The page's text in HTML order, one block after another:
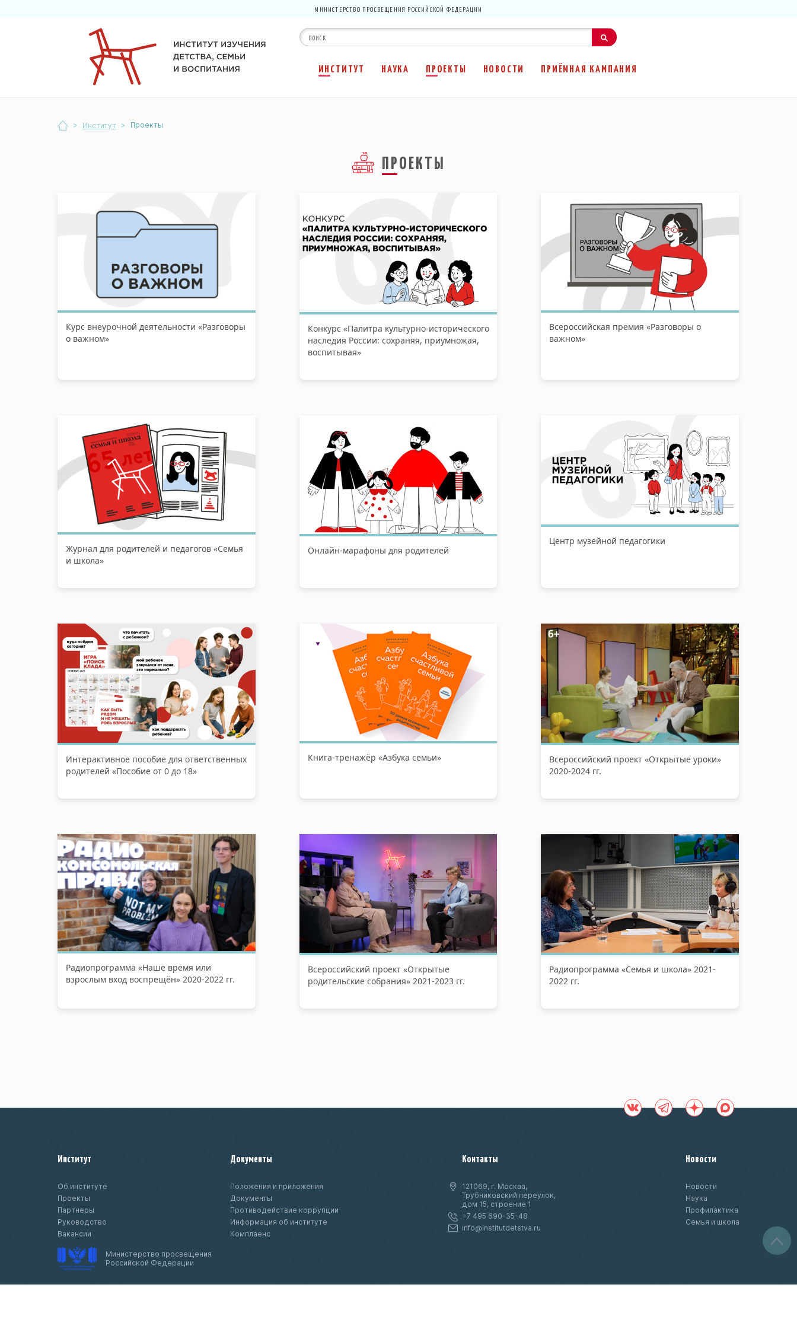
МИНИСТЕРСТВО ПРОСВЕЩЕНИЯ РОССИЙСКОЙ ФЕДЕРАЦИИ
ИНСТИТУТ НАУКА ПРОЕКТЫ НОВОСТИ ПРИЁМНАЯ КАМПАНИЯ
> Институт > Проекты
ПРОЕКТЫ
Курс внеурочной деятельности «Разговоры
о важном»
Конкурс «Палитра культурно-исторического
наследия России: сохраняя, приумножая,
воспитывая»
Всероссийская премия «Разговоры о
важном»
Журнал для родителей и педагогов «Семья
и школа»
Онлайн-марафоны для родителей
Центр музейной педагогики
Интерактивное пособие для ответственных
родителей «Пособие от 0 до 18»
Книга-тренажёр «Азбука семьи»
Всероссийский проект «Открытые уроки»
2020-2024 гг.
Радиопрограмма «Наше время или
взрослым вход воспрещён» 2020-2022 гг.
Всероссийский проект «Открытые
родительские собрания» 2021-2023 гг.
Радиопрограмма «Семья и школа» 2021-
2022 гг.
Институт
Об институте
Проекты
Партнеры
Руководство
Вакансии
Документы
Положения и приложения
Документы
Противодействие коррупции
Информация об институте
Комплаенс
Контакты
121069, г. Москва,
Трубниковский переулок,
дом 15, строение 1
+7 495 690-35-48
info@institutdetstva.ru
Новости
Новости
Наука
Профилактика
Семья и школа
Министерство просвещения
Российской Федерации